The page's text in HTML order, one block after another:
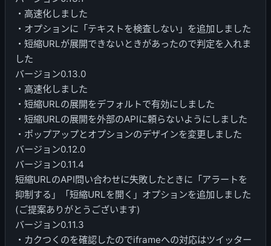
・高速化しました
・オプションに「テキストを検査しない」を追加しました
・短縮URLが展開できないときがあったので判定を入れま
した
バージョン0.13.0
・高速化しました
・短縮URLの展開をデフォルトで有効にしました
・短縮URLの展開を外部のAPIに頼らないようにしました
・ポップアップとオプションのデザインを変更しました
バージョン0.12.0
バージョン0.11.4
短縮URLのAPI問い合わせに失敗したときに「アラートを
抑制する」「短縮URLを開く」オプションを追加しました
(ご提案ありがとうございます)
バージョン0.11.3
・カクつくのを確認したのでiframeへの対応はツイッター